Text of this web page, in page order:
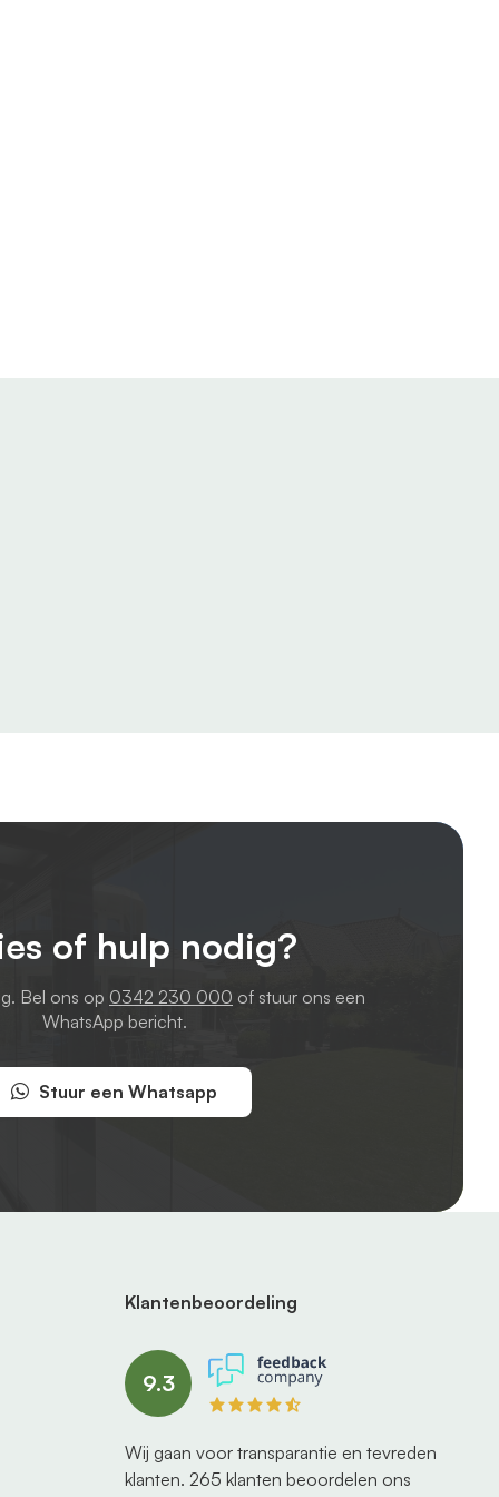
of hulp nodig?
Bel ons op 0342 230 000 of stuur ons een
WhatsApp bericht.
Stuur een Whatsapp
Klantenbeoordeling
9.3
Wij gaan voor transparantie en tevreden
klanten. 265 klanten beoordelen ons